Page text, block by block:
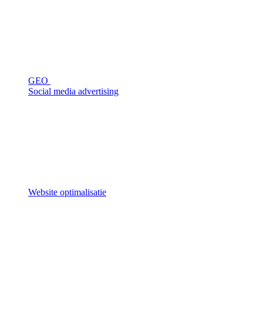
GEO
Social media advertising
Website optimalisatie